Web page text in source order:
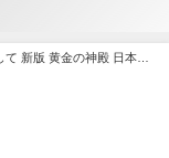
て 新版 黄金の神殿 日本語